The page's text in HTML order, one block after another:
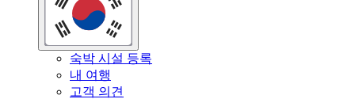
숙박 시설 등록
내 여행
고객 의견